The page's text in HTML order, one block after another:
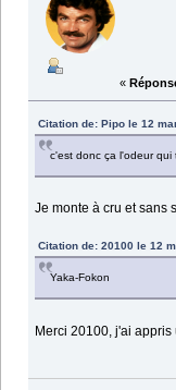
«
Citation de: Pipo le 12
c'est donc ça l'odeur qui
Je monte à cru et sans
Citation de: 20100 le 12
Yaka-Fokon
Merci 20100, j'ai